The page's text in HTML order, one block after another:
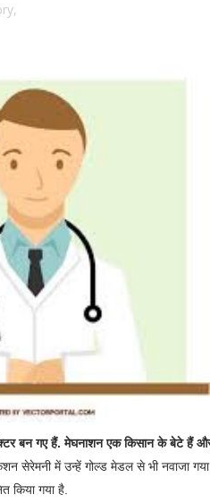
बन गए हैं. मेघनाशन एक किसान के बेटे हैं और
सेरेमनी में उन्हें गोल्ड मेडल से भी नवाजा गया.
किया गया है.